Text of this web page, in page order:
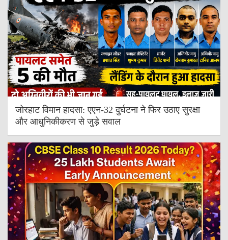
जोरहाट विमान हादसा: एएन-32 दुर्घटना ने फिर उठाए सुरक्षा
और आधुनिकीकरण से जुड़े सवाल